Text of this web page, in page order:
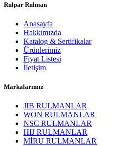
Rulpar Rulman
Anasayfa
Hakkımızda
Katalog & Sertifikalar
Ürünlerimiz
Fiyat Listesi
İletişim
Markalarımız
JIB RULMANLAR
WON RULMANLAR
NSC RULMANLAR
HIJ RULMANLAR
MİRU RULMANLAR